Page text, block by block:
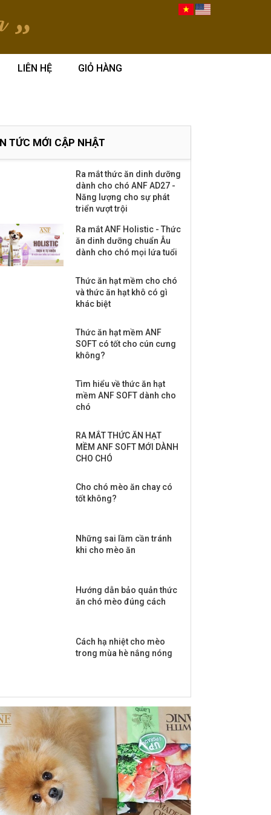
LIÊN HỆ GIỎ HÀNG
TỨC MỚI CẬP NHẬT
Ra mắt thức ăn dinh dưỡng
dành cho chó ANF AD27 -
Năng lượng cho sự phát
triển vượt trội
Ra mắt ANF Holistic - Thức
ăn dinh dưỡng chuẩn Âu
dành cho chó mọi lứa tuổi
Thức ăn hạt mềm cho chó
và thức ăn hạt khô có gì
khác biệt
Thức ăn hạt mềm ANF
SOFT có tốt cho cún cưng
không?
Tìm hiểu về thức ăn hạt
mềm ANF SOFT dành cho
chó
RA MẮT THỨC ĂN HẠT
MỀM ANF SOFT MỚI DÀNH
CHO CHÓ
Cho chó mèo ăn chay có
tốt không?
Những sai lầm cần tránh
khi cho mèo ăn
Hướng dẫn bảo quản thức
ăn chó mèo đúng cách
Cách hạ nhiệt cho mèo
trong mùa hè nắng nóng